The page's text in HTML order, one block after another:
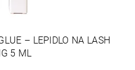
– LEPIDLO NA LASH
5 ML